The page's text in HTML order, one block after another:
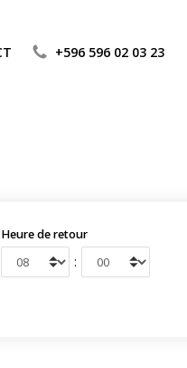
+596 596 02 03 23
Heure de retour
: